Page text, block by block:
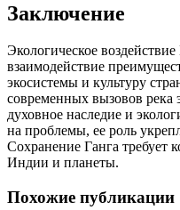
Заключение
Экологическое
взаимодействие
экосистемы и культуру
современных вызовов река
духовное наследие и
на проблемы, ее роль
Сохранение Ганга требует
Индии и планеты.
Похожие публикации